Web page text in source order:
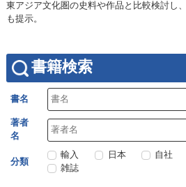
東アジア文化圏の史料や作品と比較検討し
も提示。
書籍検索
書名
著者
名
分類
輸入 日本 自社
雑誌